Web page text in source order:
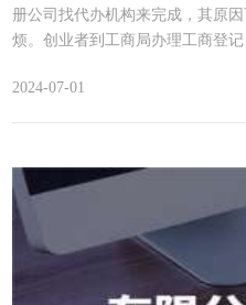
册公司找代办机构来完成，其原
烦。创业者到工商局办理工商登
2024-07-01